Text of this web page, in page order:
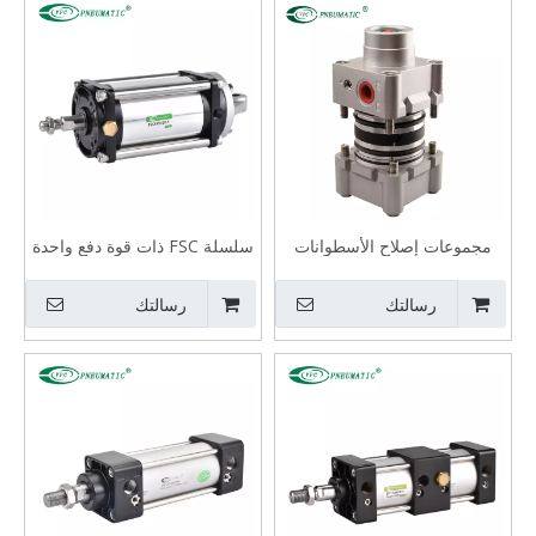
مجموعات إصلاح الأسطوانات
تقنية النيوماتيك
رسالتك
سلسلة FSC ذات قوة دفع واحدة
اسطوانة
رسالتك